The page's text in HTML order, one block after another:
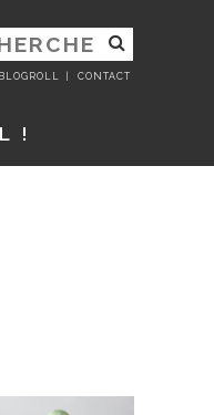
BLOGROLL CONTACT
!